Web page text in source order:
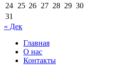
24 25 26 27 28 29 30
31
« Дек
Главная
О нас
Контакты